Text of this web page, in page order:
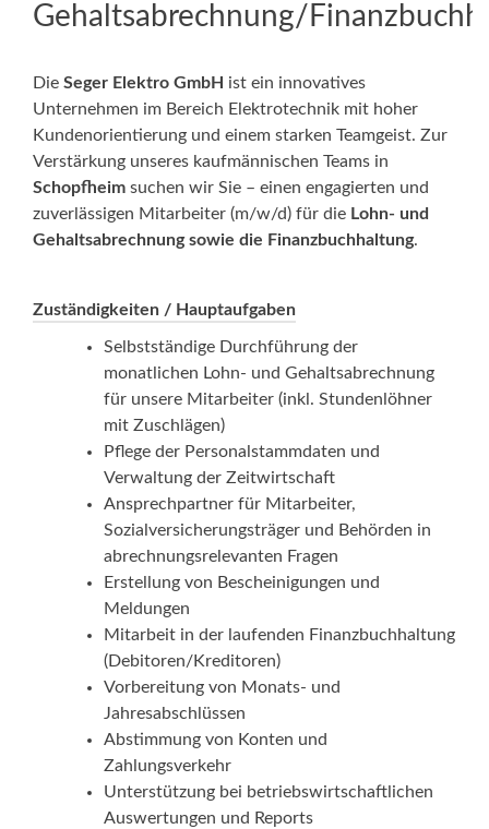
Gehaltsabrechnung/
Die Seger Elektro GmbH ist ein innovatives
Unternehmen im Bereich Elektrotechnik mit hoher
Kundenorientierung und einem starken Teamgeist. Zur
Verstärkung unseres kaufmännischen Teams in
Schopfheim suchen wir Sie – einen engagierten und
zuverlässigen Mitarbeiter (m/w/d) für die Lohn- und
Gehaltsabrechnung sowie die Finanzbuchhaltung.
Zuständigkeiten / Hauptaufgaben
Selbstständige Durchführung der
monatlichen Lohn- und Gehaltsabrechnung
für unsere Mitarbeiter (inkl. Stundenlöhner
mit Zuschlägen)
Pflege der Personalstammdaten und
Verwaltung der Zeitwirtschaft
Ansprechpartner für Mitarbeiter,
Sozialversicherungsträger und Behörden in
abrechnungsrelevanten Fragen
Erstellung von Bescheinigungen und
Meldungen
Mitarbeit in der laufenden Finanzbuchhaltung
(Debitoren/Kreditoren)
Vorbereitung von Monats- und
Jahresabschlüssen
Abstimmung von Konten und
Zahlungsverkehr
Unterstützung bei betriebswirtschaftlichen
Auswertungen und Reports